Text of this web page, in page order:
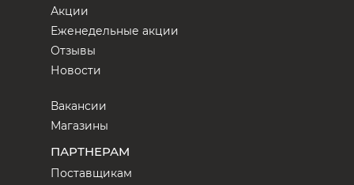
Акции
Еженедельные акции
Отзывы
Новости
Вакансии
Магазины
ПАРТНЕРАМ
Поставщикам